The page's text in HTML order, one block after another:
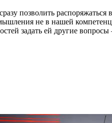
позволить
не в нашей
задать ей другие